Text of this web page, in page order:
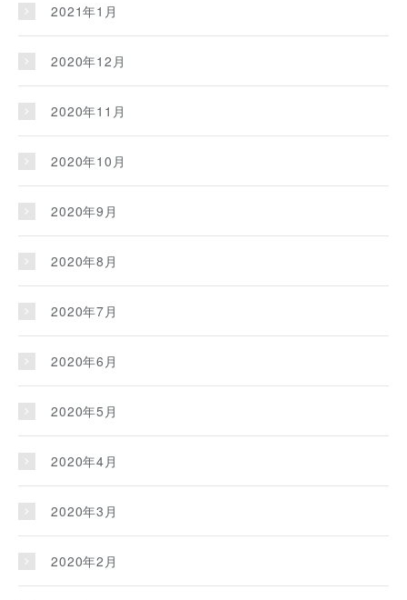
2021年1月
2020年12月
2020年11月
2020年10月
2020年9月
2020年8月
2020年7月
2020年6月
2020年5月
2020年4月
2020年3月
2020年2月